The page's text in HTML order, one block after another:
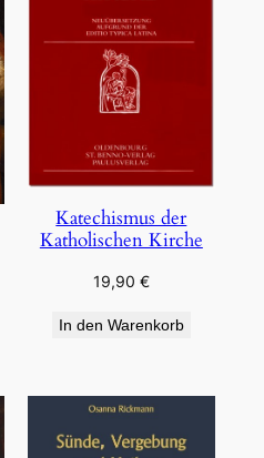
Katechismus der
Katholischen Kirche
19,90 €
In den Warenkorb